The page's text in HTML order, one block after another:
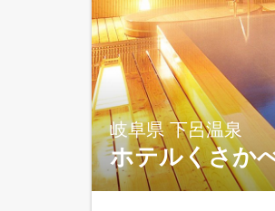
岐阜県 下呂温泉
ホテルくさか